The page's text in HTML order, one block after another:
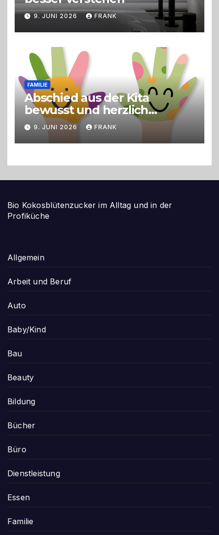
9. JUNI 2026 FRANK
FAMILIE
Abschied aus der Kita
bewusst und herzlich
gestalten
9. JUNI 2026 FRANK
Bio Kokosblütenzucker im Alltag und in der
Profiküche
Allgemein
Arbeit und Beruf
Auto
Baby/Kind
Bau
Beauty
Bildung
Bücher
Büro
Dienstleistung
Essen
Familie